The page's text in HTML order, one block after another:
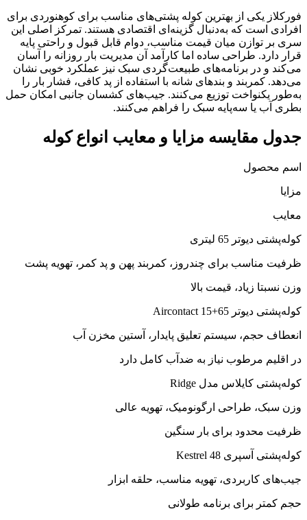
فورکلاز یکی از بهترین کوله پشتی‌های مناسب برای کوهنوردی برای
افرادی است که به‌دنبال گزینه‌ای اقتصادی هستند. تمرکز اصلی این
سری بر توازن میان قیمت مناسب، دوام قابل قبول و راحتی پایه
قرار دارد. طراحی ساده اما کارآمد آن مدیریت بار روزانه را آسان
می‌کند و در برنامه‌های طبیعت‌گردی سبک نیز عملکرد خوبی نشان
می‌دهد. کمربند و بندهای شانه با استفاده از پد کافی، فشار بار را
به‌طور یکنواخت توزیع می‌کنند. جیب‌های کشسان جانبی امکان حمل
بطری آب یا سه‌پایه سبک را فراهم می‌کنند.
جدول مقایسه مزایا و معایب انواع کوله
اسم محصول
مزایا
معایب
کوله‌پشتی دیوتر 65 لیتری
ظرفیت مناسب برای چندروز، کمربند پهن و پد کمر، تهویه پشت
وزن نسبتا زیاد، قیمت بالا
کوله‌پشتی دیوتر Aircontact 15+65
انعطاف حجم، سیستم تعلیق پایدار، آستین مخزن آب
در اقلیم مرطوب نیاز به ضدآب کامل دارد
کوله‌پشتی کایلاس مدل Ridge
وزن سبک، طراحی ارگونومیک، تهویه عالی
ظرفیت محدود برای بار سنگین
کوله‌پشتی آسپری Kestrel 48
جیب‌های کاربردی، تهویه مناسب، حلقه ابزار
حجم کمتر برای برنامه طولانی